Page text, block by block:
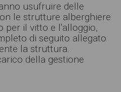
usufruire delle
le strutture alberghiere
per il vitto e l'alloggio,
di seguito allegato
la struttura.
della gestione